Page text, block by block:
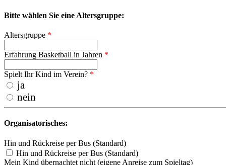
Bitte wählen Sie eine Altersgruppe:
Altersgruppe *
Erfahrung Basketball in Jahren *
Spielt Ihr Kind im Verein? *
ja
nein
Organisatorisches:
Hin und Rückreise per Bus (Standard)
Hin und Rückreise per Bus (Standard)
Mein Kind übernachtet nicht (eigene Anreise zum Spieltag)